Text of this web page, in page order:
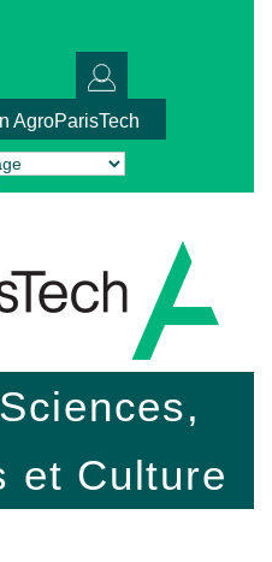
AgroParisTech
Translate
et Culture